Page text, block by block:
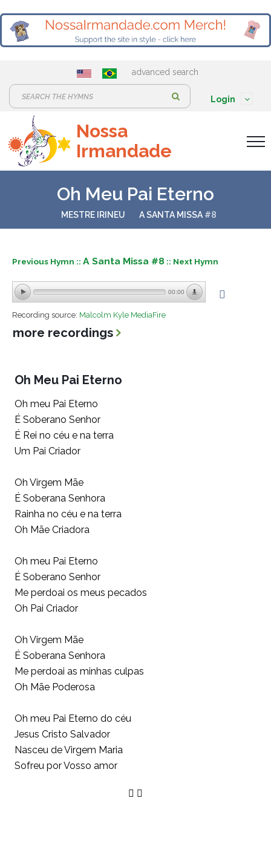
advanced search
e
a
r
:
Login
Nossa
Irmandade
Oh Meu Pai Eterno
MESTRE IRINEU A SANTA MISSA#8
Previous Hymn :: A Santa Missa #8 :: Next Hymn
00:00
Recording source: Malcolm Kyle MediaFire
more recordings
Oh Meu Pai Eterno
Oh meu Pai Eterno
É Soberano Senhor
É Rei no céu e na terra
Um Pai Criador
Oh Virgem Mãe
É Soberana Senhora
Rainha no céu e na terra
Oh Mãe Criadora
Oh meu Pai Eterno
É Soberano Senhor
Me perdoai os meus pecados
Oh Pai Criador
Oh Virgem Mãe
É Soberana Senhora
Me perdoai as minhas culpas
Oh Mãe Poderosa
Oh meu Pai Eterno do céu
Jesus Cristo Salvador
Nasceu de Virgem Maria
Sofreu por Vosso amor